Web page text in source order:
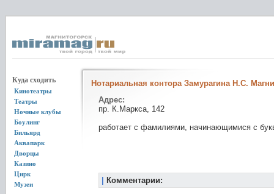
Куда сходить
Кинотеатры
Театры
Ночные клубы
Боулинг
Бильярд
Аквапарк
Дворцы
Казино
Цирк
Музеи
Нотариальная контора Замурагина Н.С.
Адрес:
пр. К.Маркса, 142
работает с фамилиями, начинающимися с
Комментарии: